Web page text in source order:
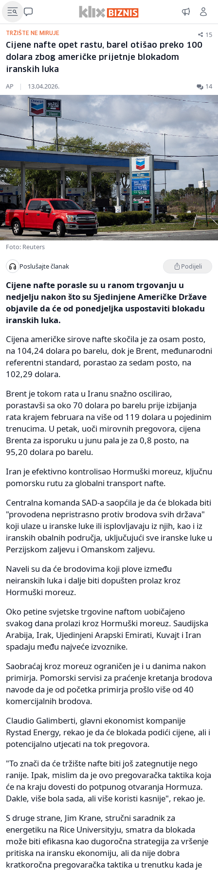
TRŽIŠTE NE MIRUJE 15
Cijene nafte opet rastu, barel otišao preko 100
dolara zbog američke prijetnje blokadom
iranskih luka
AP | 13.04.2026. 14
Foto: Reuters
Poslušajte članak Podijeli
Cijene nafte porasle su u ranom trgovanju u
nedjelju nakon što su Sjedinjene Američke Države
objavile da će od ponedjeljka uspostaviti blokadu
iranskih luka.
Cijena američke sirove nafte skočila je za osam posto,
na 104,24 dolara po barelu, dok je Brent, međunarodni
referentni standard, porastao za sedam posto, na
102,29 dolara.
Brent je tokom rata u Iranu snažno oscilirao,
porastavši sa oko 70 dolara po barelu prije izbijanja
rata krajem februara na više od 119 dolara u pojedinim
trenucima. U petak, uoči mirovnih pregovora, cijena
Brenta za isporuku u junu pala je za 0,8 posto, na
95,20 dolara po barelu.
Iran je efektivno kontrolisao Hormuški moreuz, ključnu
pomorsku rutu za globalni transport nafte.
Centralna komanda SAD-a saopćila je da će blokada biti
"provodena nepristrasno protiv brodova svih država"
koji ulaze u iranske luke ili isplovljavaju iz njih, kao i iz
iranskih obalnih područja, uključujući sve iranske luke u
Perzijskom zaljevu i Omanskom zaljevu.
Naveli su da će brodovima koji plove između
neiranskih luka i dalje biti dopušten prolaz kroz
Hormuški moreuz.
Oko petine svjetske trgovine naftom uobičajeno
svakog dana prolazi kroz Hormuški moreuz. Saudijska
Arabija, Irak, Ujedinjeni Arapski Emirati, Kuvajt i Iran
spadaju među najveće izvoznike.
Saobraćaj kroz moreuz ograničen je i u danima nakon
primirja. Pomorski servisi za praćenje kretanja brodova
navode da je od početka primirja prošlo više od 40
komercijalnih brodova.
Claudio Galimberti, glavni ekonomist kompanije
Rystad Energy, rekao je da će blokada podići cijene, ali i
potencijalno utjecati na tok pregovora.
"To znači da će tržište nafte biti još zategnutije nego
ranije. Ipak, mislim da je ovo pregovaračka taktika koja
će na kraju dovesti do potpunog otvaranja Hormuza.
Dakle, više bola sada, ali više koristi kasnije", rekao je.
S druge strane, Jim Krane, stručni saradnik za
energetiku na Rice Universityju, smatra da blokada
može biti efikasna kao dugoročna strategija za vršenje
pritiska na iransku ekonomiju, ali da nije dobra
kratkoročna pregovaračka taktika u trenutku kada je